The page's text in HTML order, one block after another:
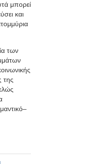
μπορεί
και
των
της